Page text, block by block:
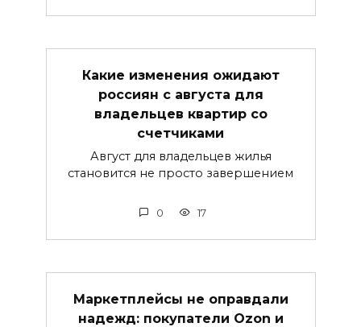
Какие изменения ожидают
россиян с августа для
владельцев квартир со
счетчиками
Август для владельцев жилья
становится не просто завершением
0 17
Маркетплейсы не оправдали
надежд: покупатели Ozon и